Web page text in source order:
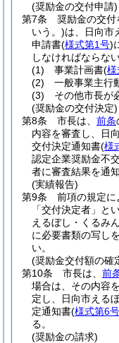
(奨励金の交付申請)
第7条
奨励金の交
いう。)は、日向市
申請書(様式第1号)
しなければならない
(1)
事業計画書(様
(2)
一般事業主行
(3)
その他市長が
(奨励金の交付決定)
第8条
市長は、 前条
内容を審査し、日
交付決定通知書(様
認定企業奨励金不
者に審査結果を通
(実績報告)
第9条
前項の規定
「交付決定者」と
えるぼし・くるみ
に必要書類の写し
い。
(奨励金交付額の確
第10条
市長は、 前
場合は、その内容
定し、日向市える
定通知書(様式第6号
る。
(奨励金の請求)